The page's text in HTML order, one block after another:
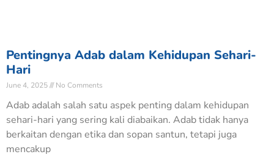
Pentingnya Adab dalam Kehidupan Sehari-
Hari
June 4, 2025 No Comments
Adab adalah salah satu aspek penting dalam kehidupan
sehari-hari yang sering kali diabaikan. Adab tidak hanya
berkaitan dengan etika dan sopan santun, tetapi juga
mencakup